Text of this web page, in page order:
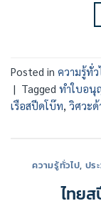
Posted in ความรู้ทั่ว
| Tagged ทำใบอนุ
เรือสปีดโบ๊ท, วิศวะด้
ความรู้ทั่วไป, ปร
ไทย